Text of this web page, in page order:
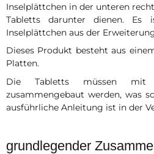
Inselplättchen in der unteren
Tabletts darunter dienen.
Inselplättchen aus der
Dieses Produkt besteht aus
Platten.
Die Tabletts müssen mit
zusammengebaut werden, was
ausführliche Anleitung ist in der
grundlegender